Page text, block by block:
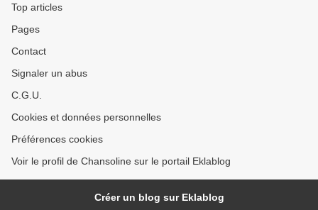
Top articles
Pages
Contact
Signaler un abus
C.G.U.
Cookies et données personnelles
Préférences cookies
Voir le profil de Chansoline sur le portail Eklablog
Créer un blog sur Eklablog